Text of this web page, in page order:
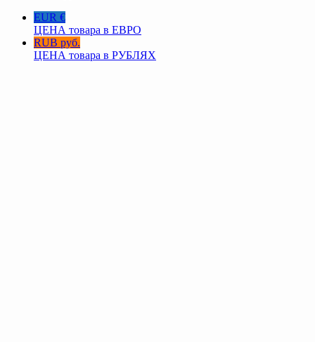
EUR €
ЦЕНА товара в ЕВРО
RUB руб.
ЦЕНА товара в РУБЛЯХ